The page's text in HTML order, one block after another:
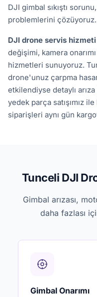
DJI gimbal sıkıştı
problemlerini çözüyoruz.
DJI drone servis hizmeti
değişimi, kamera
hizmetleri sunuyoruz.
drone'unuz çarpma
etkilendiyse detaylı
yedek parça satışımız
siparişleri aynı gün
Tunceli DJI
Gimbal arızası,
daha fazlası
Gimbal Onarımı